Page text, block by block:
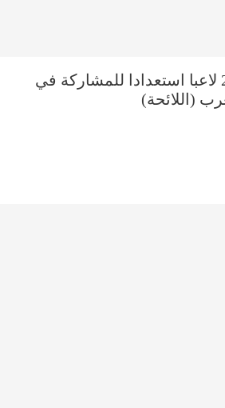
عموتة يستدعي 28 لاعبا استعدادا للمشاركة في
(اللائحة)